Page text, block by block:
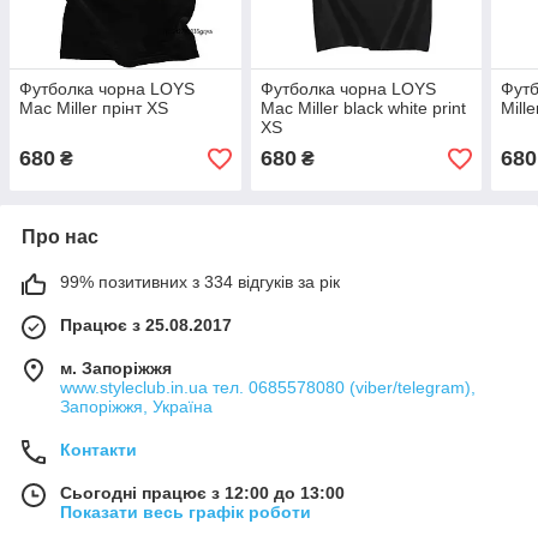
Футболка чорна LOYS
Mac Miller прінт XS
680 ₴
Футболка чорна LOYS
Mac Miller black white print
XS
680₴ 680
Про нас
99% позитивних з 334 відгуків за рік
Працює з 25.08.2017
м. Запоріжжя
www.styleclub.in.ua тел. 0685578080 (viber/telegram),
Запоріжжя, Україна
Контакти
Сьогодні працює з 12:00 до 13:00
Показати весь графік роботи